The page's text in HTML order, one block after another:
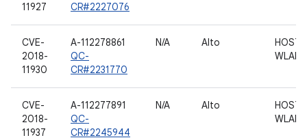
11927
CR#2227076
CVE-
2018-
11930
A-112278861
QC-
CR#2231770
N/A Alto
HOST
WLAN
CVE-
2018-
11937
A-112277891
QC-
CR#2245944
N/A Alto
HOST
WLAN